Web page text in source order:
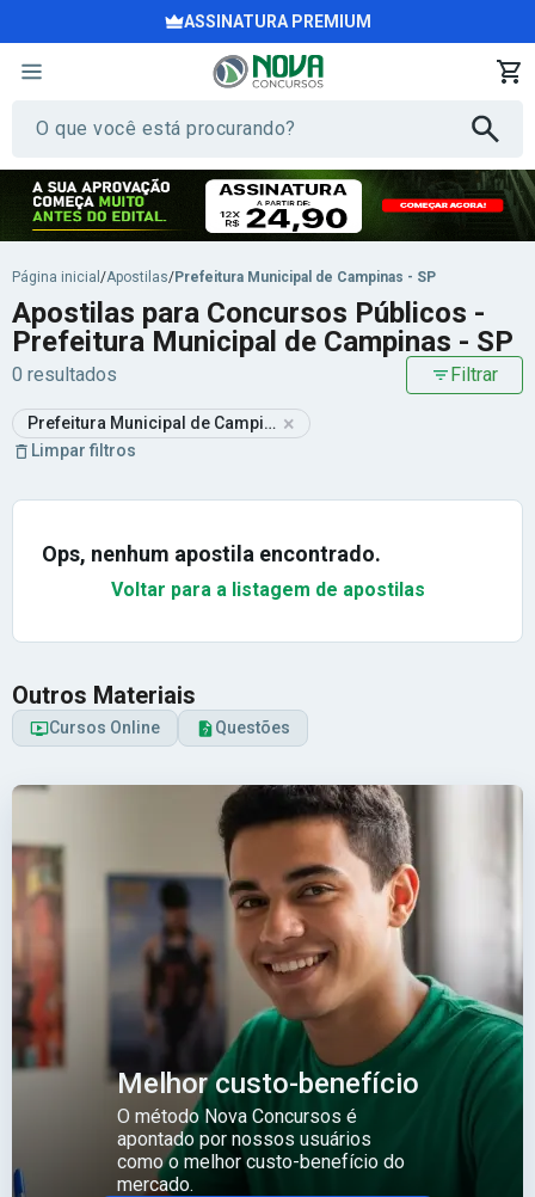
ASSINATURA PREMIUM
Página inicial /Apostilas/Prefeitura Municipal de Campinas - SP
Apostilas para Concursos Públicos -
Prefeitura Municipal de Campinas - SP
0 resultados Filtrar
Prefeitura Municipal de Campinas - SP
×
Limpar filtros
Ops, nenhum apostila encontrado.
Voltar para a listagem de apostilas
Outros Materiais
Cursos Online Questões
Melhor custo-benefício
O método Nova Concursos é
apontado por nossos usuários
como o melhor custo-benefício do
mercado.